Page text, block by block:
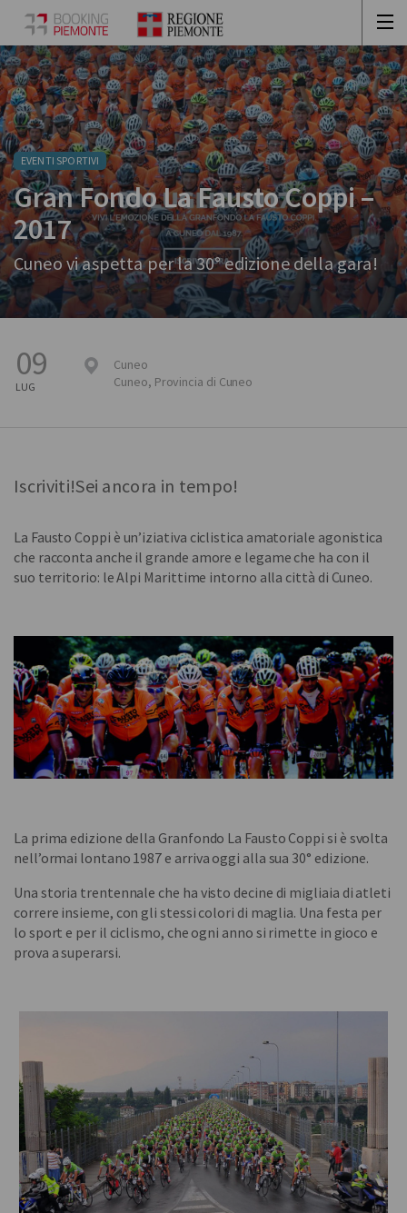
EVENTI SPORTIVI
Gran Fondo La Fausto Coppi –
2017
Cuneo vi aspetta per la 30° edizione della gara!
09
LUG
Cuneo
Cuneo, Provincia di Cuneo
Iscriviti!Sei ancora in tempo!
La Fausto Coppi è un’iziativa ciclistica amatoriale agonistica
che racconta anche il grande amore e legame che ha con il
suo territorio: le Alpi Marittime intorno alla città di Cuneo.
La prima edizione della Granfondo La Fausto Coppi si è svolta
nell’ormai lontano 1987 e arriva oggi alla sua 30° edizione.
Una storia trentennale che ha visto decine di migliaia di atleti
correre insieme, con gli stessi colori di maglia. Una festa per
lo sport e per il ciclismo, che ogni anno si rimette in gioco e
prova a superarsi.